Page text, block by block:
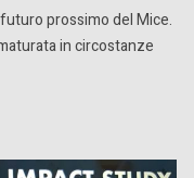
prossimo del Mice.
in circostanze